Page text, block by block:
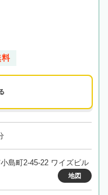
料
島町2-45-22 ワイズビル
地図